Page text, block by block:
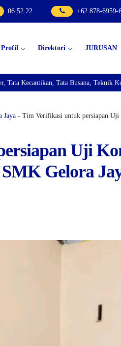
06:52:24 +62 878-6959-
Profil Direktori JURUSAN
Komputer dan Jaringan,
Jaya- Tim Verifikasi untuk persiapan Uji
Uji
Gelora